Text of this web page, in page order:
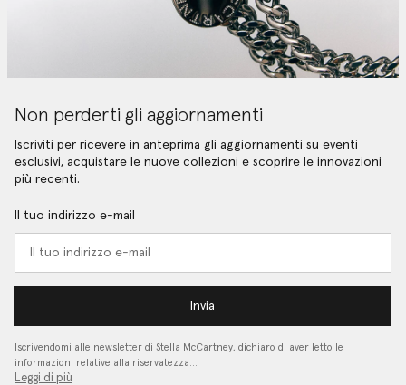
Non perderti gli aggiornamenti
Iscriviti per ricevere in anteprima gli aggiornamenti su eventi
esclusivi, acquistare le nuove collezioni e scoprire le innovazioni
più recenti.
Il tuo indirizzo e-mail
Invia
Iscrivendomi alle newsletter di Stella McCartney, dichiaro di aver letto le
informazioni relative alla riservatezza…
Leggi di più